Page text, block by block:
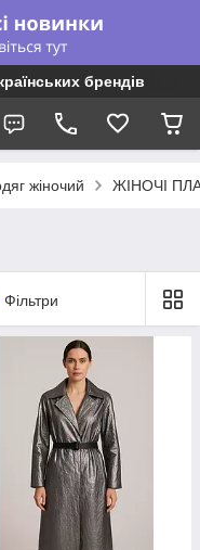
брендів
жіночий ЖІНОЧІ
Фільтри